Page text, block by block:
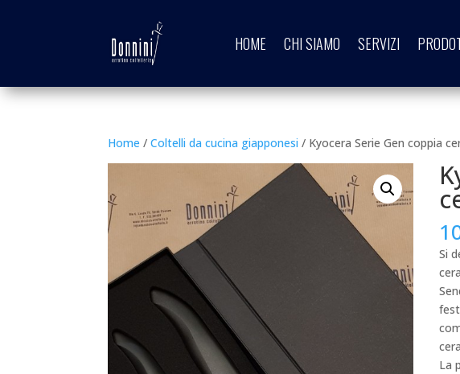
HOME CHI SIAMO SERVIZI
Home /Coltelli da cucina giapponesi / Kyocera Serie Gen coppia
Si
La